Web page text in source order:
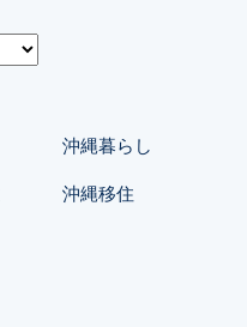
沖縄暮らし
沖縄移住